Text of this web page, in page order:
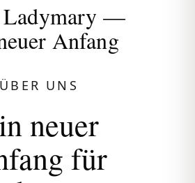
Ladymary —
Anfang
ÜBER UNS
neuer
für